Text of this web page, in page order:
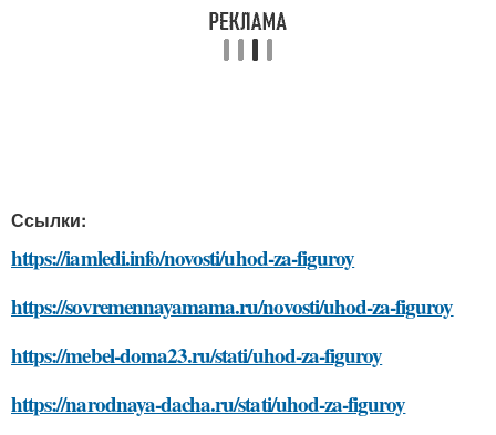
Ссылки:
https://iamledi.info/novosti/uhod-za-figuroy
https://sovremennayamama.ru/novosti/uhod-za-figuroy
https://mebel-doma23.ru/stati/uhod-za-figuroy
https://narodnaya-dacha.ru/stati/uhod-za-figuroy